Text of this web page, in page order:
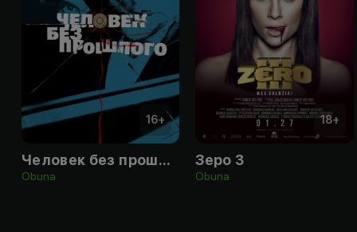
16+
Человек без прошлого
Obuna
18+
Зеро 3
Obuna